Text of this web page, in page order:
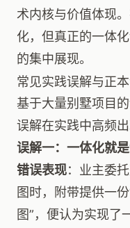
术内核与价值体现
化，但真正的一体
的集中展现。
常见实践误解与正
基于大量别墅项目
误解在实践中高频出
误解一：一体化就
错误表现：业主委
图时，附带提供一
图”，便认为实现了